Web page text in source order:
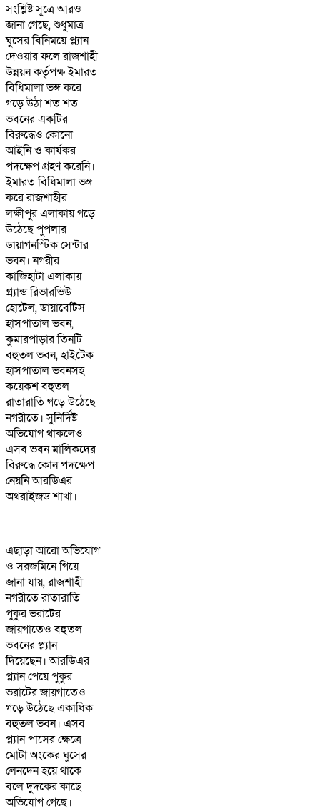
সংশ্লিষ্ট সূত্রে আরও
জানা গেছে, শুধুমাত্র
ঘুসের বিনিময়ে প্ল্যান
দেওয়ার ফলে রাজশাহী
উন্নয়ন কর্তৃপক্ষ ইমারত
বিধিমালা ভঙ্গ করে
গড়ে উঠা শত শত
ভবনের একটির
বিরুদ্ধেও কোনো
আইনি ও কার্যকর
পদক্ষেপ গ্রহণ করেনি।
ইমারত বিধিমালা ভঙ্গ
করে রাজশাহীর
লক্ষীপুর এলাকায় গড়ে
উঠেছে পুপলার
ডায়াগনস্টিক সেন্টার
ভবন। নগরীর
কাজিহাটা এলাকায়
গ্র্যান্ড রিভারভিউ
হোটেল, ডায়াবেটিস
হাসপাতাল ভবন,
কুমারপাড়ার তিনটি
বহুতল ভবন, হাইটেক
হাসপাতাল ভবনসহ
কয়েকশ বহুতল
রাতারাতি গড়ে উঠেছে
নগরীতে। সুনির্দিষ্ট
অভিযোগ থাকলেও
এসব ভবন মালিকদের
বিরুদ্ধে কোন পদক্ষেপ
নেয়নি আরডিএর
অথরাইজড শাখা।
এছাড়া আরো অভিযোগ
ও সরজমিনে গিয়ে
জানা যায়, রাজশাহী
নগরীতে রাতারাতি
পুকুর ভরাটের
জায়গাতেও বহুতল
ভবনের প্ল্যান
দিয়েছেন। আরডিএর
প্ল্যান পেয়ে পুকুর
ভরাটের জায়গাতেও
গড়ে উঠেছে একাধিক
বহুতল ভবন। এসব
প্ল্যান পাসের ক্ষেত্রে
মোটা অংকের ঘুসের
লেনদেন হয়ে থাকে
বলে দুদকের কাছে
অভিযোগ গেছে।